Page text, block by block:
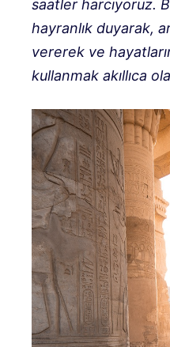
saatler harcıyoruz.
hayranlık duyarak,
vererek ve
kullanmak akıllıca